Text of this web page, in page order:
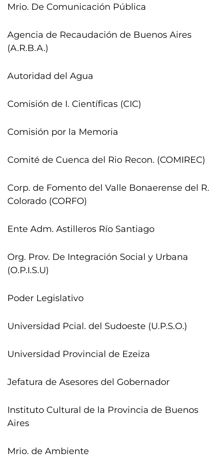
Mrio. De Comunicación Pública
Agencia de Recaudación de Buenos Aires
(A.R.B.A.)
Autoridad del Agua
Comisión de I. Científicas (CIC)
Comisión por la Memoria
Comité de Cuenca del Rio Recon. (COMIREC)
Corp. de Fomento del Valle Bonaerense del R.
Colorado (CORFO)
Ente Adm. Astilleros Río Santiago
Org. Prov. De Integración Social y Urbana
(O.P.I.S.U)
Poder Legislativo
Universidad Pcial. del Sudoeste (U.P.S.O.)
Universidad Provincial de Ezeiza
Jefatura de Asesores del Gobernador
Instituto Cultural de la Provincia de Buenos
Aires
Mrio. de Ambiente